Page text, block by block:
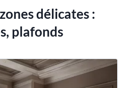
délicates :
plafonds